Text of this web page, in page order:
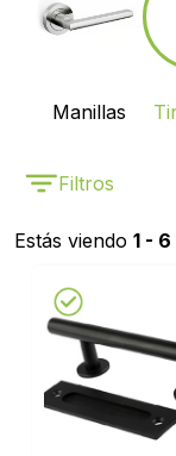
Manillas
Filtros
Estás viendo 1 -